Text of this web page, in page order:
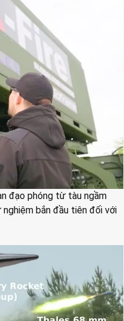
đạo phóng từ tàu ngầm
bắn đầu tiên đối với